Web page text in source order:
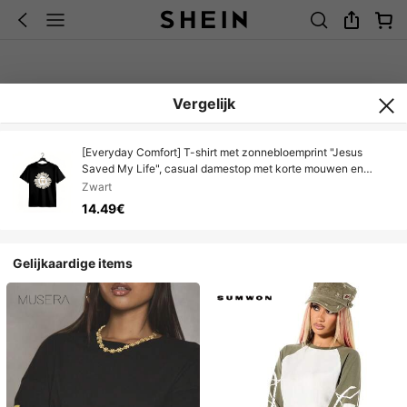
Vergelijk
[Everyday Comfort] T-shirt met zonnebloemprint "Jesus
Saved My Life", casual damestop met korte mouwen en
ronde hals, gemaakt van comfortabel katoen. Een sportief T-
shirt voor een ontspannen look.
Zwart
14.49€
Gelijkaardige items